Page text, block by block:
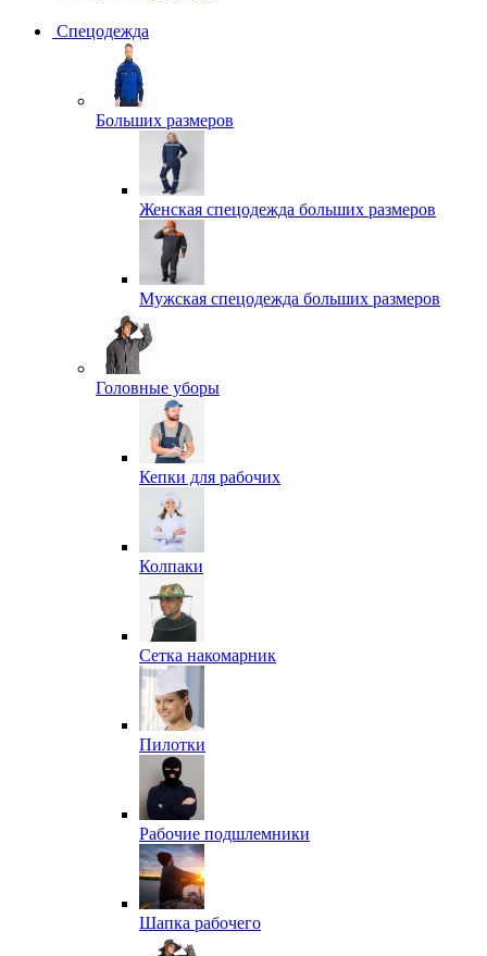
Спецодежда
Больших размеров
Женская спецодежда больших размеров
Мужская спецодежда больших размеров
Головные уборы
Кепки для рабочих
Колпаки
Сетка накомарник
Пилотки
Рабочие подшлемники
Шапка рабочего